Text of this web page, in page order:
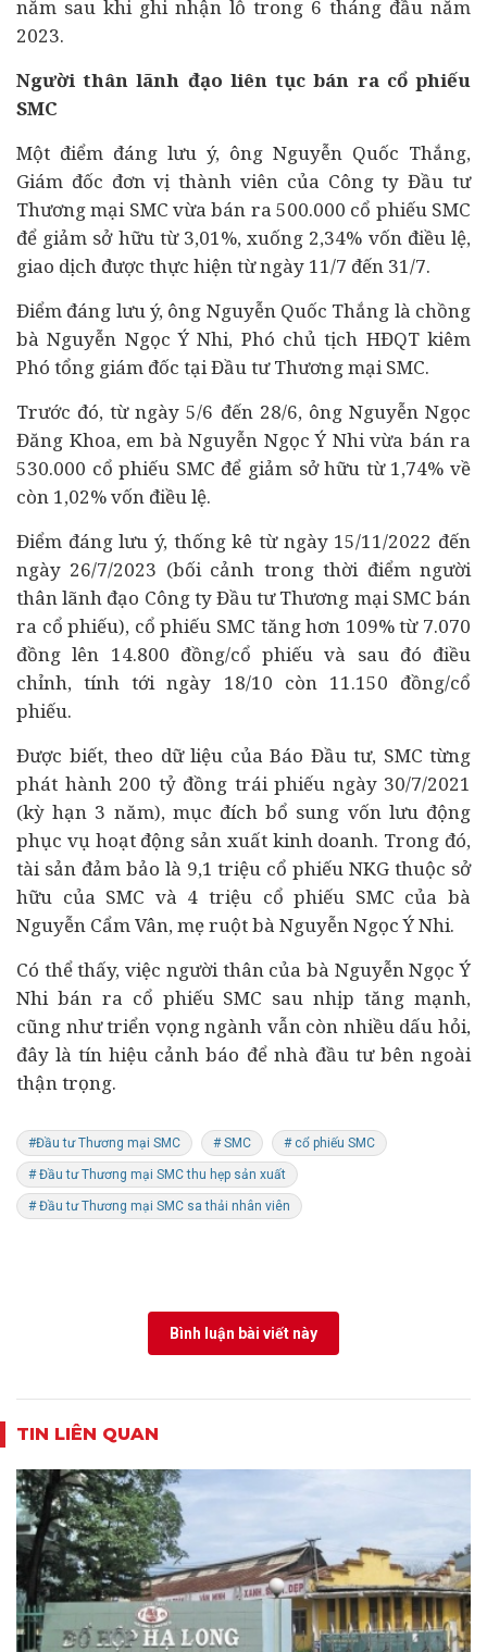
năm sau khi ghi nhận lỗ trong 6 tháng đầu năm
2023.
Người thân lãnh đạo liên tục bán ra cổ phiếu
SMC
Một điểm đáng lưu ý, ông Nguyễn Quốc Thắng,
Giám đốc đơn vị thành viên của Công ty Đầu tư
Thương mại SMC vừa bán ra 500.000 cổ phiếu SMC
để giảm sở hữu từ 3,01%, xuống 2,34% vốn điều lệ,
giao dịch được thực hiện từ ngày 11/7 đến 31/7.
Điểm đáng lưu ý, ông Nguyễn Quốc Thắng là chồng
bà Nguyễn Ngọc Ý Nhi, Phó chủ tịch HĐQT kiêm
Phó tổng giám đốc tại Đầu tư Thương mại SMC.
Trước đó, từ ngày 5/6 đến 28/6, ông Nguyễn Ngọc
Đăng Khoa, em bà Nguyễn Ngọc Ý Nhi vừa bán ra
530.000 cổ phiếu SMC để giảm sở hữu từ 1,74% về
còn 1,02% vốn điều lệ.
Điểm đáng lưu ý, thống kê từ ngày 15/11/2022 đến
ngày 26/7/2023 (bối cảnh trong thời điểm người
thân lãnh đạo Công ty Đầu tư Thương mại SMC bán
ra cổ phiếu), cổ phiếu SMC tăng hơn 109% từ 7.070
đồng lên 14.800 đồng/cổ phiếu và sau đó điều
chỉnh, tính tới ngày 18/10 còn 11.150 đồng/cổ
phiếu.
Được biết, theo dữ liệu của Báo Đầu tư, SMC từng
phát hành 200 tỷ đồng trái phiếu ngày 30/7/2021
(kỳ hạn 3 năm), mục đích bổ sung vốn lưu động
phục vụ hoạt động sản xuất kinh doanh. Trong đó,
tài sản đảm bảo là 9,1 triệu cổ phiếu NKG thuộc sở
hữu của SMC và 4 triệu cổ phiếu SMC của bà
Nguyễn Cẩm Vân, mẹ ruột bà Nguyễn Ngọc Ý Nhi.
Có thể thấy, việc người thân của bà Nguyễn Ngọc Ý
Nhi bán ra cổ phiếu SMC sau nhịp tăng mạnh,
cũng như triển vọng ngành vẫn còn nhiều dấu hỏi,
đây là tín hiệu cảnh báo để nhà đầu tưbên ngoài
thận trọng.
#Đầu tư Thương mại SMC # SMC # cổ phiếu SMC
# Đầu tư Thương mại SMC thu hẹp sản xuất
# Đầu tư Thương mại SMC sa thải nhân viên
Bình luận bài viết này
TIN LIÊN QUAN